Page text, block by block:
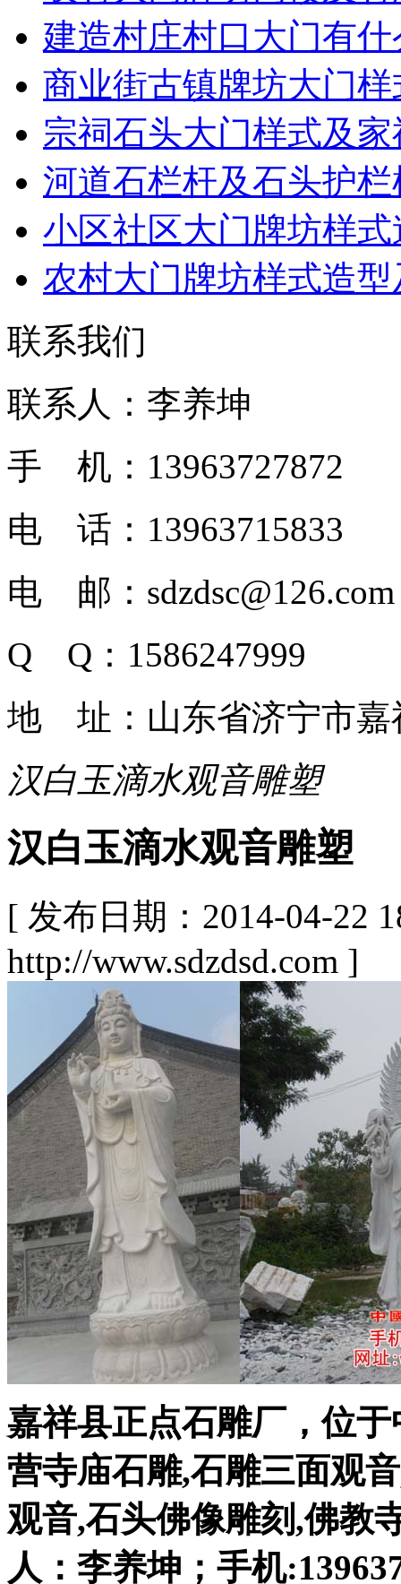
建造村庄村口大门有
商业街古镇牌坊大门
宗祠石头大门样式及
河道石栏杆及石头护
小区社区大门牌坊样
农村大门牌坊样式造
联系我们
联系人：李养坤
手 机：13963727872
电 话：13963715833
电 邮：sdzdsc@126.com
Q Q：1586247999
地 址：山东省济宁市嘉
汉白玉滴水观音雕塑
汉白玉滴水观音雕塑
[ 发布日期：2014-04-22
http://www.sdzdsd.com ]
嘉祥县正点石雕厂，位
营寺庙石雕,石雕三面观
观音,石头佛像雕刻,佛教
人：李养坤；手机